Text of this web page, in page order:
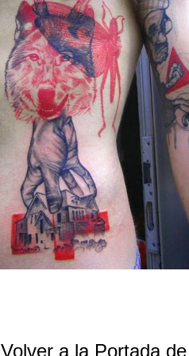
Volver a la Portada